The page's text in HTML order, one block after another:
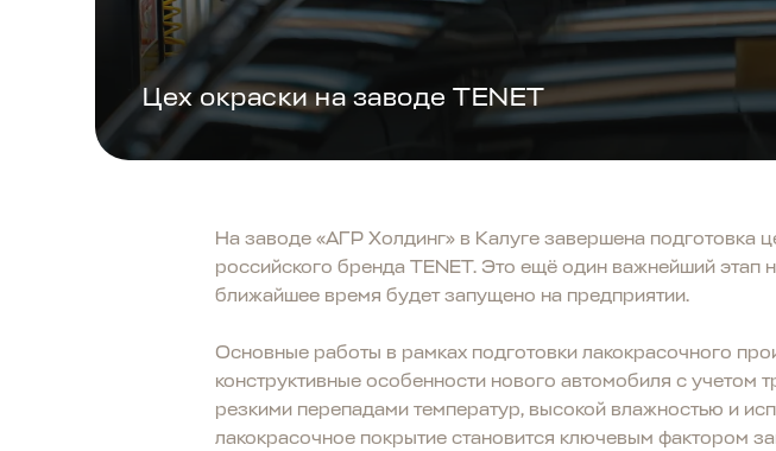
Цех окраски на заводе TENET
На заводе «АГР Холдинг» в Калуге завершена подготовка
российского бренда TENET. Это ещё один важнейший этап
ближайшее время будет запущено на предприятии.
Основные работы в рамках подготовки лакокрасочного
конструктивные особенности нового автомобиля с учетом
резкими перепадами температур, высокой влажностью и
лакокрасочное покрытие становится ключевым фактором